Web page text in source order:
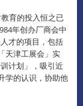
育的投入恒之已
年创办厂商会中
才的项目，包括
天津工展会」实
计划」，吸引近
学的认识，协助他